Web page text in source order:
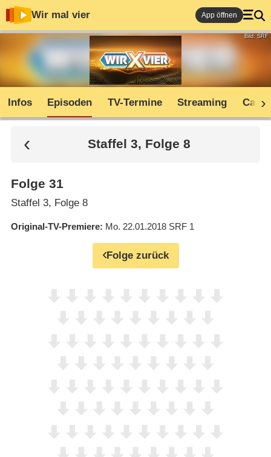
Wir mal vier App öffnen
Bild: SRF
Infos Episoden TV-Termine Streaming Cast
Staffel 3, Folge 8
Folge 31
Staffel 3, Folge 8
Original-TV-Premiere Mo. 22.01.2018 SRF 1
Folge zurück